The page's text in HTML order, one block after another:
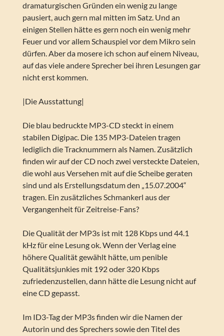
dramaturgischen Gründen ein wenig zu lange
pausiert, auch gern mal mitten im Satz. Und an
einigen Stellen hätte es gern noch ein wenig mehr
Feuer und vor allem Schauspiel vor dem Mikro sein
dürfen. Aber da mosere ich schon auf einem Niveau,
auf das viele andere Sprecher bei ihren Lesungen gar
nicht erst kommen.
|Die Ausstattung|
Die blau bedruckte MP3-CD steckt in einem
stabilen Digipac. Die 135 MP3-Dateien tragen
lediglich die Tracknummern als Namen. Zusätzlich
finden wir auf der CD noch zwei versteckte Dateien,
die wohl aus Versehen mit auf die Scheibe geraten
sind und als Erstellungsdatum den „15.07.2004“
tragen. Ein zusätzliches Schmankerl aus der
Vergangenheit für Zeitreise-Fans?
Die Qualität der MP3s ist mit 128 Kbps und 44.1
kHz für eine Lesung ok. Wenn der Verlag eine
höhere Qualität gewählt hätte, um penible
Qualitätsjunkies mit 192 oder 320 Kbps
zufriedenzustellen, dann hätte die Lesung nicht auf
eine CD gepasst.
Im ID3-Tag der MP3s finden wir die Namen der
Autorin und des Sprechers sowie den Titel des